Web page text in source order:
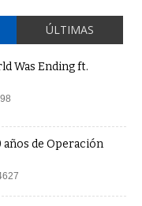
ÚLTIMAS
Was Ending ft.
años de Operación